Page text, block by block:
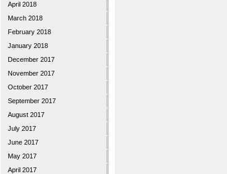
April 2018
March 2018
February 2018
January 2018
December 2017
November 2017
October 2017
September 2017
August 2017
July 2017
June 2017
May 2017
April 2017